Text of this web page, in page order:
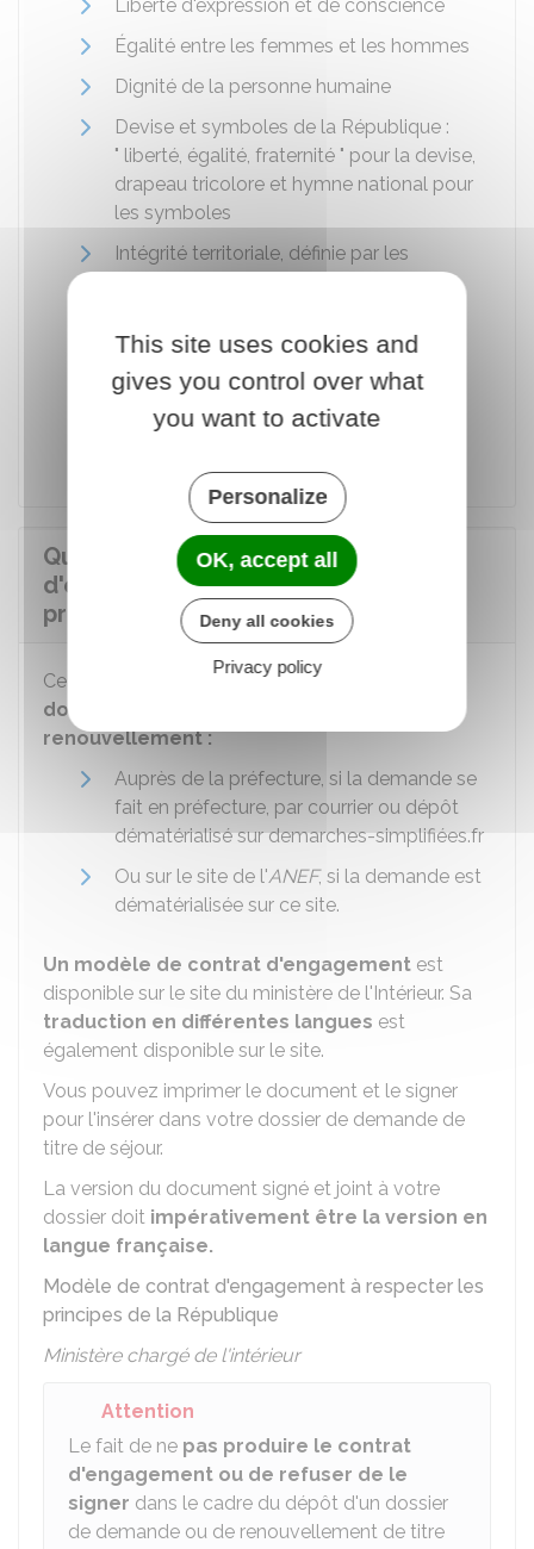
Liberté d'expression et de conscience
Égalité entre les femmes et les hommes
Dignité de la personne humaine
Devise et symboles de la République :
" liberté, égalité, fraternité " pour la devise,
drapeau tricolore et hymne national pour
les symboles
Intégrité territoriale, définie par les
croyances ou de ses convictions pour
s'affranchir des règles communes
régissant les relations entre les services
publics et les particuliers).
Quand signe-t-on le contrat
d'engagement à respecter les
principes de la République ?
Ce contrat doit être signé lors du dépôt du
dossier de 1
renouvellement:
Auprès de la préfecture, si la demande se
fait en préfecture, par courrier ou dépôt
dématérialisé sur demarches-simplifiées.fr
Ou sur le site de l'ANEF, si la demande est
dématérialisée sur ce site.
Un modèle de contrat d'engagement est
disponible sur le site du ministère de l'Intérieur. Sa
traduction en différentes langues est
également disponible sur le site.
Vous pouvez imprimer le document et le signer
pour l'insérer dans votre dossier de demande de
titre de séjour.
La version du document signé et joint à votre
dossier doit impérativement être la version en
langue française.
Modèle de contrat d'engagement à respecter les
principes de la République
Ministère chargé de l'intérieur
Attention
Le fait de ne pas produire le contrat
d'engagement ou de refuser de le
signer dans le cadre du dépôt d'un dossier
de demande ou de renouvellement de titre
This site uses cookies and
gives you control over what
you want to activate
Personalize
OK, accept all
Deny all cookies
Privacy policy